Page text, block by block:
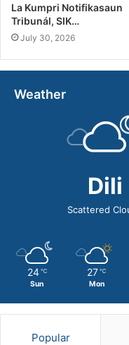
La Kumpri Notifikasaun
Tribunál, SIK…
July 30, 2026
Weather
Dili
Scattered
24 ℃
Sun
27 ℃
Mon
Popular